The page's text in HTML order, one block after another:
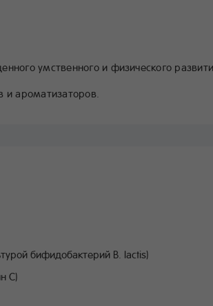
умственного и физического
и ароматизаторов.
бифидобактерий B. lactis)
С)